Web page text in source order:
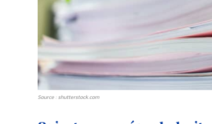
Source : shutterstock.com